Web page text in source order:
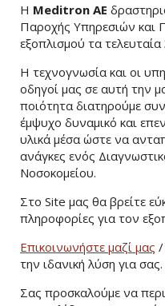
Η Meditron ΑΕ
Παροχής Υπηρεσιών και
εξοπλισμού τα
Η τεχνογνωσία και οι
οδηγοί μας σε αυτή την
ποιότητα διατηρούμε
έμψυχο δυναμικό και
υλικά μέσα ώστε να
ανάγκες ενός
Νοσοκομείου.
Στο Site μας θα βρείτε
πληροφορίες για τον
Επικοινωνήστε μαζί μας /
την ιδανική λύση για σας.
Σας προσκαλούμε να